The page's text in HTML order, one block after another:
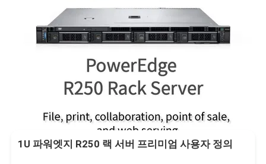
1U 파워엣지 R250 랙 서버 프리미엄 사용자 정의